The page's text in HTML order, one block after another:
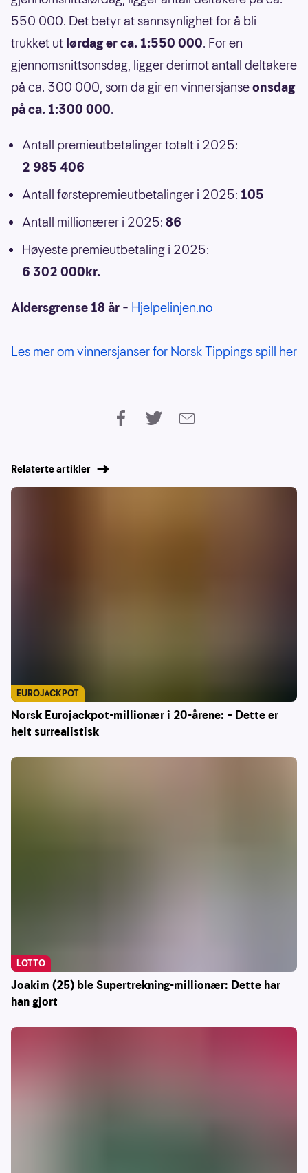
550 000. Det betyr at sannsynlighet for å bli
trukket ut lørdag er ca. 1:550 000. For en
gjennomsnittsonsdag, ligger derimot antall deltakere
på ca. 300 000, som da gir en vinnersjanseonsdag
på ca. 1:300 000.
Antall premieutbetalinger totalt i 2025:
2 985 406
Antall førstepremieutbetalinger i 2025: 105
Antall millionærer i 2025: 86
Høyeste premieutbetaling i 2025:
6 302 000kr.
Aldersgrense 18 år – Hjelpelinjen.no
Les mer om vinnersjanser for Norsk Tippings spill her
Relaterte artikler
Norsk Eurojackpot-millionær i 20-årene: – Dette er
helt surrealistisk
EUROJACKPOT
Joakim (25) ble Supertrekning-millionær: Dette har
han gjort
LOTTO